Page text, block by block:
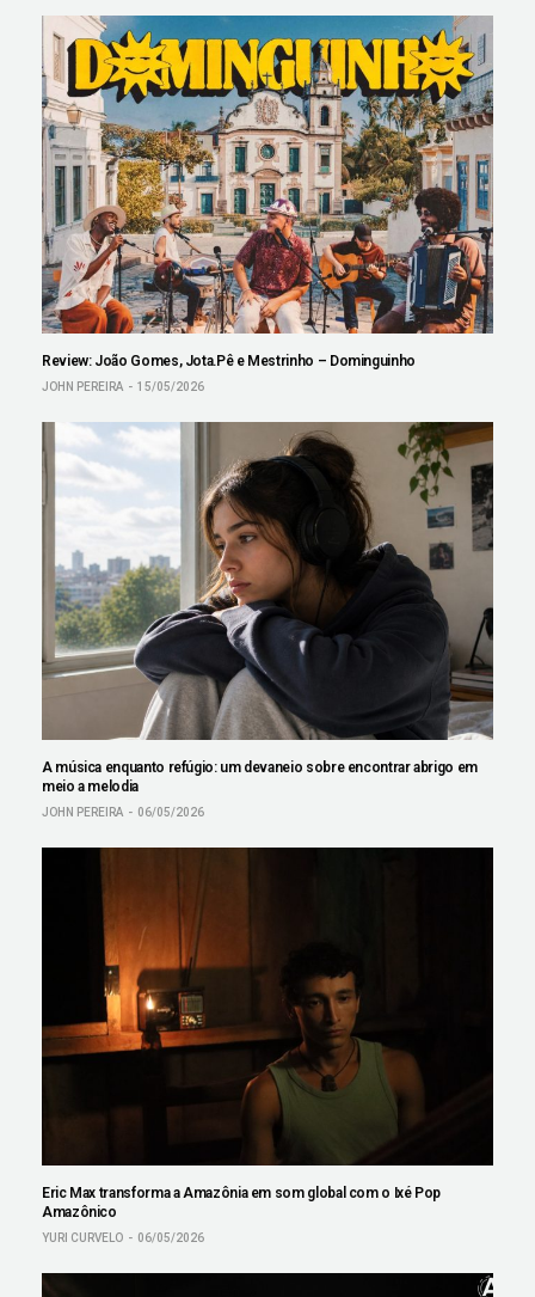
Review: João Gomes, Jota.Pê e Mestrinho – Dominguinho
JOHN PEREIRA 15/05/2026
A música enquanto refúgio: um devaneio sobre encontrar abrigo em
meio a melodia
JOHN PEREIRA 06/05/2026
Eric Max transforma a Amazônia em som global com o Ixé Pop
Amazônico
YURI CURVELO 06/05/2026